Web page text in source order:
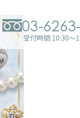
03-
受付時間 10:30～